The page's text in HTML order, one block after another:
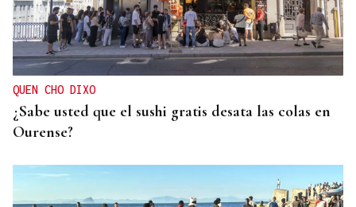
SUB-10 FEMENINA
La ourensana Anna Soares roza el podio del
Campeonato de España de Ajedrez
QUEN CHO DIXO
¿Sabe usted que el sushi gratis desata las colas en
Ourense?